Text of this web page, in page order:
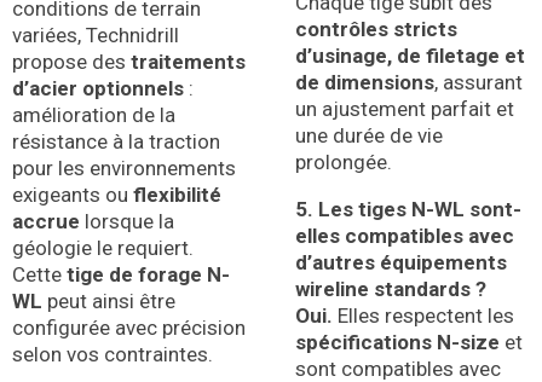
conditions de terrain
variées, Technidrill
propose des traitements
d’acier optionnels :
amélioration de la
résistance à la traction
pour les environnements
exigeants ou flexibilité
accrue lorsque la
géologie le requiert.
Cette tige de forage N-
WL peut ainsi être
configurée avec précision
selon vos contraintes.
contrôles stricts
d’usinage, de filetage et
de dimensions, assurant
un ajustement parfait et
une durée de vie
prolongée.
5. Les tiges N-WL sont-
elles compatibles avec
d’autres équipements
wireline standards ?
Oui. Elles respectent les
spécifications N-size et
sont compatibles avec